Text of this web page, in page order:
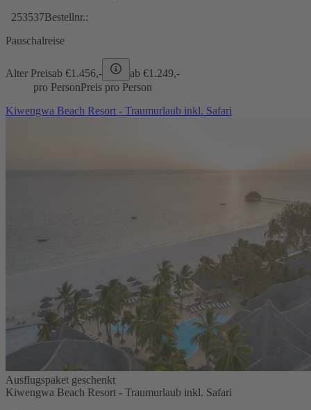
253537Bestellnr.:
Pauschalreise
Alter Preisab €1.456,- ab €1.249,-
pro PersonPreis pro Person
Kiwengwa Beach Resort - Traumurlaub inkl. Safari
Ausflugspaket geschenkt
Kiwengwa Beach Resort - Traumurlaub inkl. Safari